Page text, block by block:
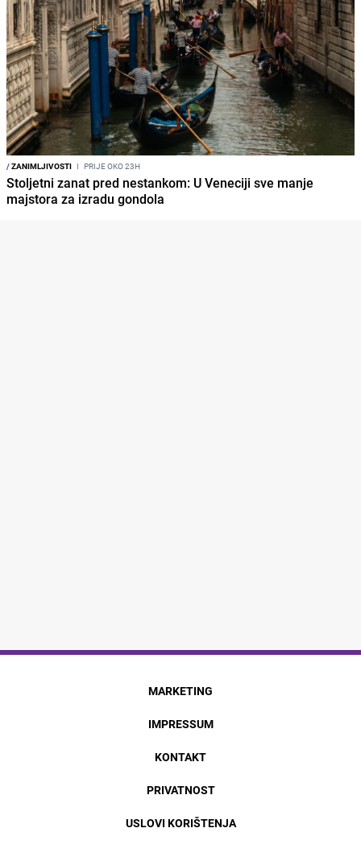
/ZANIMLJIVOSTI I PRIJE OKO 23H
Stoljetni zanat pred nestankom: U Veneciji sve manje
majstora za izradu gondola
MARKETING
IMPRESSUM
KONTAKT
PRIVATNOST
USLOVI KORIŠTENJA